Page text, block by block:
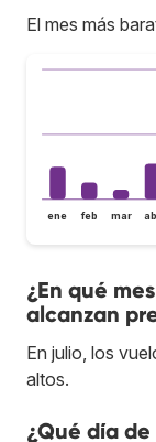
El mes más
ene feb mar
¿En qué
alcanzan
En julio, los
altos.
¿Qué día